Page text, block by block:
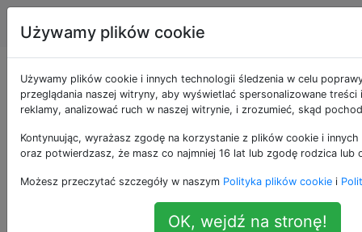
Android Tagi
Jak przełączyć układ
klawiatury na
klawiaturę
zewnętrzną
Używamy plików cookie
Używamy plików cookie i innych technologii śledzenia w celu
przeglądania naszej witryny, aby wyświetlać spersonalizowane treści
reklamy, analizować ruch w naszej witrynie, i zrozumieć, skąd
Kontynuując, wyrażasz zgodę na korzystanie z plików cookie i
oraz potwierdzasz, że masz co najmniej 16 lat lub zgodę rodzica lub
Możesz przeczytać szczegóły w naszym Polityka plików cookie i
OK, wejdź na stronę!